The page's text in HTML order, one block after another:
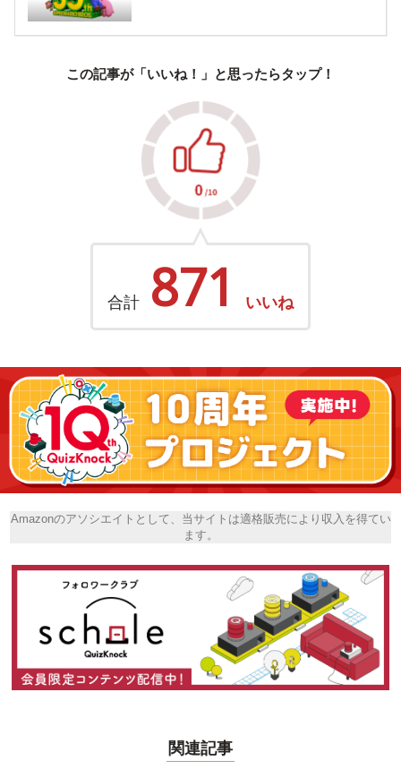
この記事が「いいね！」と思ったらタップ！
合計 871 いいね
Amazonのアソシエイトとして、当サイトは適格販売により収入を得てい
ます。
関連記事